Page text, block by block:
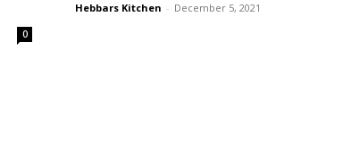
0
Hebbars Kitchen - December 5, 2021